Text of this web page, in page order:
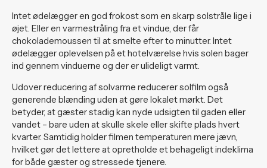
Intet ødelægger en god frokost som en skarp solstråle lige i
øjet. Eller en varmestråling fra et vindue, der får
chokolademoussen til at smelte efter to minutter. Intet
ødelægger oplevelsen på et hotelværelse hvis solen bager
ind gennem vinduerne og der er ulideligt varmt.
Udover reducering af solvarme reducerer solfilm også
generende blænding uden at gøre lokalet mørkt. Det
betyder, at gæster stadig kan nyde udsigten til gaden eller
vandet – bare uden at skulle skele eller skifte plads hvert
kvarter. Samtidig holder filmen temperaturen mere jævn,
hvilket gør det lettere at opretholde et behageligt indeklima
for både gæster og stressede tjenere.